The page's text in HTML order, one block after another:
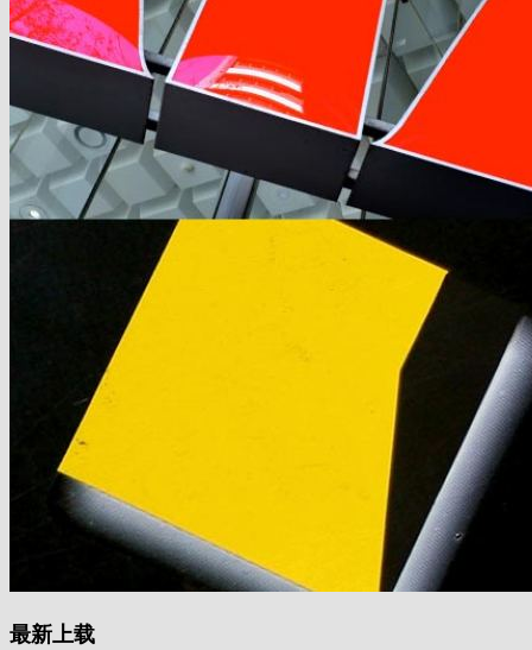
最新上载